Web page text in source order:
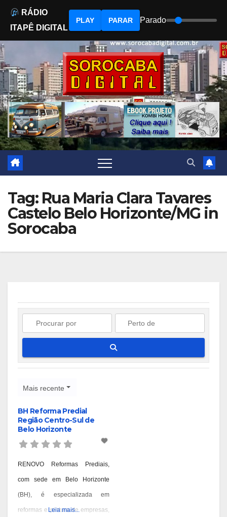
to
content
Tag: Rua Maria Clara Tavares
Castelo Belo Horizonte/MG in
Sorocaba
Mais recente
BH Reforma Predial
Região Centro-Sul de
Belo Horizonte
RENOVO Reformas Prediais,
com sede em Belo Horizonte
(BH), é especializada em
reformas e pintura de empresas,
Leia mais...
RÁDIO
ITAPÊ DIGITAL
PLAY PARAR Parado